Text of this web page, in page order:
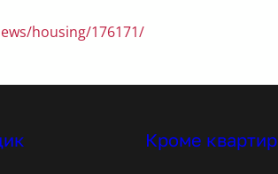
housing/176171/
Кроме квартир